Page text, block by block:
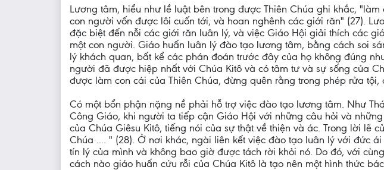
Lương tâm, hiểu như lề luật bên trong được Thiên Chúa ghi khắc,
con người vốn được lôi cuốn tới, và hoan nghênh các giới răn" (27).
đặc biệt đến nỗi các giới răn luân lý, và việc Giáo Hội giải thích các
một con người. Giáo huấn luân lý đào tạo lương tâm, bằng cách soi
lý khách quan, bất kể các phán đoán trước đây của họ không đúng
người đã được hiệp nhất với Chúa Kitô và có tâm tư và sự sống của
được làm con cái của Thiên Chúa, đừng quên rằng trong phép rửa
Có một bổn phận nặng nề phải hỗ trợ việc đào tạo lương tâm. Như
Công Giáo, khi người ta tiếp cận Giáo Hội với những câu hỏi và
của Chúa Giêsu Kitô, tiếng nói của sự thật về thiện và ác. Trong lời lẽ
Chúa .... " (28). Ở nơi khác, ngài liên kết việc đào tạo luân lý với đức
tín lý của mình và không bao giờ được tách rời khỏi nó. Do đó, với
cách nào giáo huấn cứu rỗi của Chúa Kitô là tạo nên một hình thức